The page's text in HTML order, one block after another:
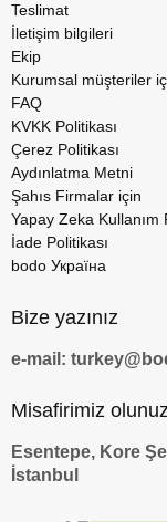
Teslimat
İletişim bilgileri
Ekip
Kurumsal müşteriler
FAQ
KVKK Politikası
Çerez Politikası
Aydınlatma Metni
Şahıs Firmalar için
Yapay Zeka Kullanım
İade Politikası
bodo Україна
Bize yazınız
e-mail:
Misafirimiz
Esentepe, Kore
İstanbul